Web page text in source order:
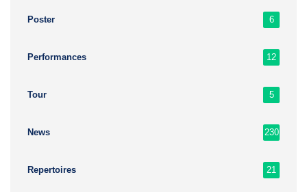
Poster 6
Performances 12
Tour 5
News 230
Repertoires 21